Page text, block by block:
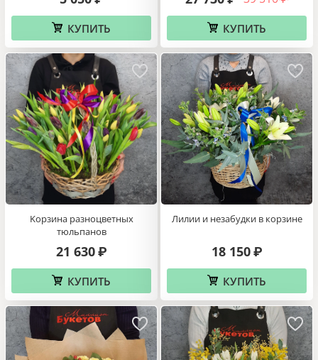
КУПИТЬ КУПИТЬ
Kорзина разноцветных
тюльпанов
21 630 ₽
КУПИТЬ
Лилии и незабудки в корзине
18 150 ₽
КУПИТЬ